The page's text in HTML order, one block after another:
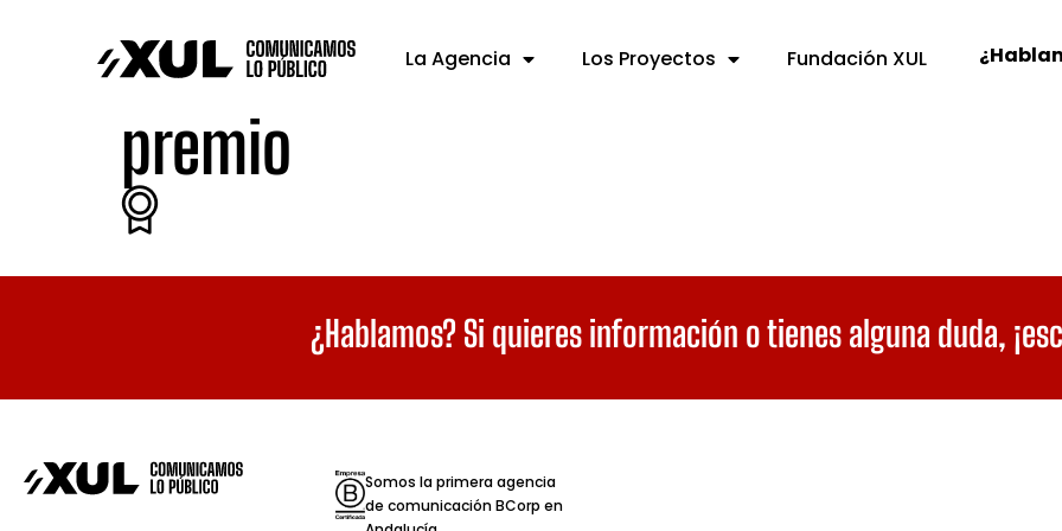
La Agencia Los Proyectos Fundación XUL
premio
¿Hablamos? Si quieres información o tienes alguna duda,
Somos la primera agencia
de comunicación BCorp en